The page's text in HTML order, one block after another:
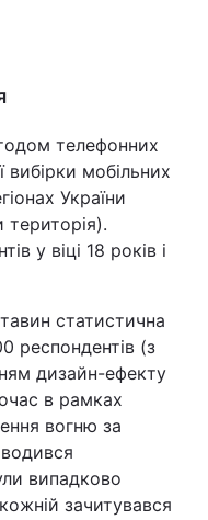
телефонних
вибірки мобільних
України
територія).
у віці 18 років і
статистична
респондентів (з
дизайн-ефекту
в рамках
вогню за
випадково
зачитувався